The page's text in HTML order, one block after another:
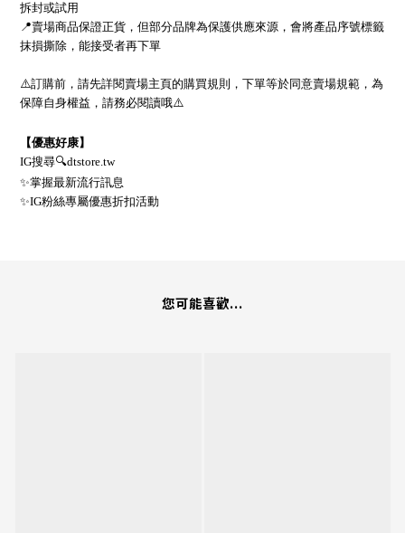
拆封或試用
📍賣場商品保證正貨，但部分品牌為保護供應來源，會將產品序號標籤
抹損撕除，能接受者再下單
⚠訂購前，請先詳閱賣場主頁的購買規則，下單等於同意賣場規範，為
保障自身權益，請務必閱讀哦⚠
【優惠好康】
IG搜尋🔍dtstore.tw
✨掌握最新流行訊息
✨IG粉絲專屬優惠折扣活動
您可能喜歡...